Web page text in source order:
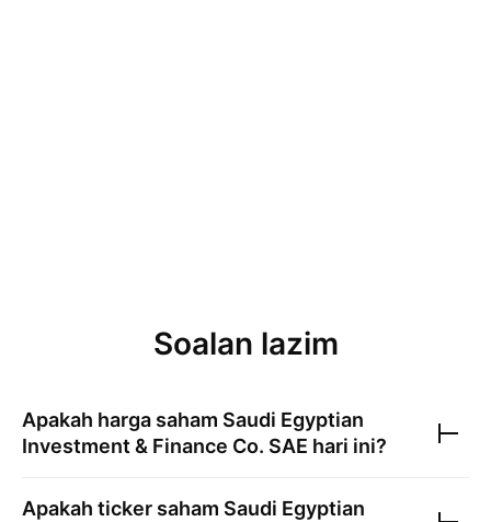
Soalan lazim
Apakah harga saham Saudi Egyptian
Investment & Finance Co. SAE hari ini?
Apakah ticker saham Saudi Egyptian